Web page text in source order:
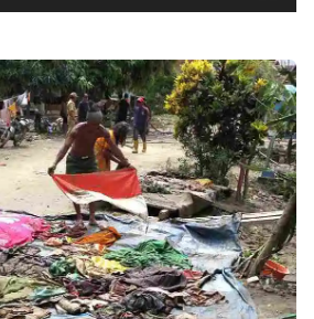
Butuhkan Air Bersih